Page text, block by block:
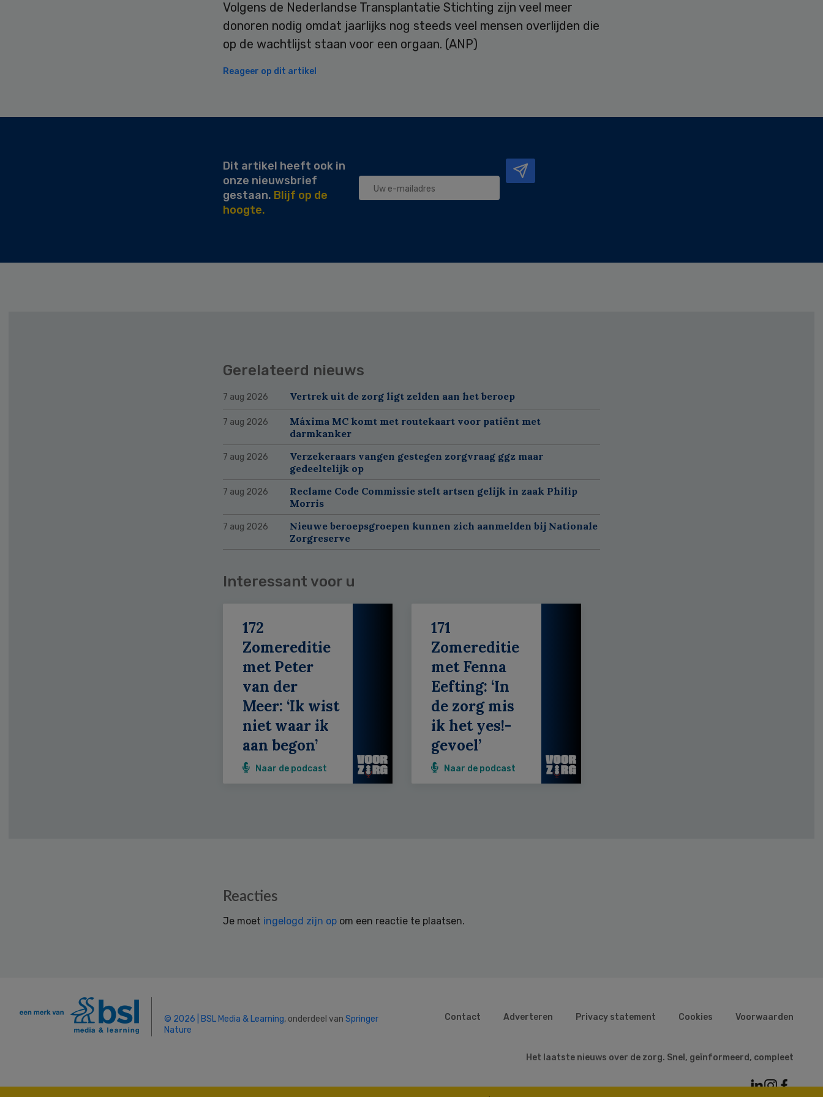
Volgens de Nederlandse Transplantatie Stichting zijn veel meer
donoren nodig omdat jaarlijks nog steeds veel mensen overlijden die
op de wachtlijst staan voor een orgaan. (ANP)
Reageer op dit artikel
Dit artikel heeft ook in
onze nieuwsbrief
gestaan. Blijf op de
hoogte.
Gerelateerd nieuws
7 aug 2026 Vertrek uit de zorg ligt zelden aan het beroep
7 aug 2026
Máxima MC komt met routekaart voor patiënt met
darmkanker
7 aug 2026
Verzekeraars vangen gestegen zorgvraag ggz maar
gedeeltelijk op
7 aug 2026
Reclame Code Commissie stelt artsen gelijk in zaak Philip
Morris
7 aug 2026
Nieuwe beroepsgroepen kunnen zich aanmelden bij Nationale
Zorgreserve
Interessant voor u
172
Zomereditie
met Peter
van der
Meer: ‘Ik wist
niet waar ik
aan begon’
Naar de podcast
171
Zomereditie
met Fenna
Eefting: ‘In
de zorg mis
ik het yes!-
gevoel’
Naar de podcast
Reacties
Je moet ingelogd zijn op om een reactie te plaatsen.
© 2026 | BSL Media & Learning, onderdeel van Springer
Nature
Contact Adverteren Privacy statement Cookies Voorwaarden
Het laatste nieuws over de zorg. Snel, geïnformeerd, compleet